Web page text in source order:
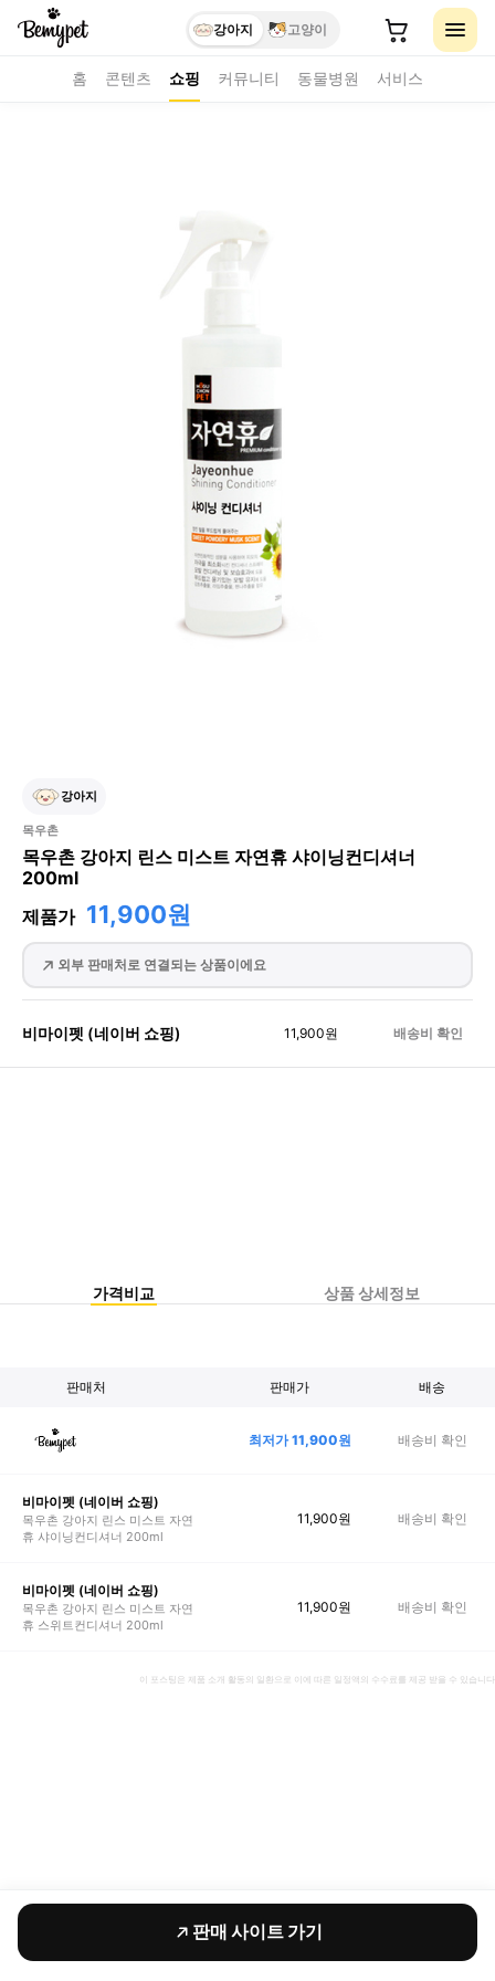
강아지 고양이
홈 콘텐츠 쇼핑 커뮤니티 동물병원 서비스
강아지
목우촌
목우촌 강아지 린스 미스트 자연휴 샤이닝컨디셔너
200ml
제품가 11,900원
외부 판매처로 연결되는 상품이에요
비마이펫 (네이버 쇼핑) 11,900원 배송비 확인
가격비교 상품 상세정보
판매처 판매가 배송
최저가11,900원 배송비 확인
비마이펫 (네이버 쇼핑)
목우촌 강아지 린스 미스트 자연
휴 샤이닝컨디셔너 200ml
11,900원 배송비 확인
비마이펫 (네이버 쇼핑)
목우촌 강아지 린스 미스트 자연
휴 스위트컨디셔너 200ml
11,900원 배송비 확인
이 포스팅은 제품 소개 활동의 일환으로 이에 따른 일정액의 수수료를 제공 받을 수 있습니다
판매 사이트 가기